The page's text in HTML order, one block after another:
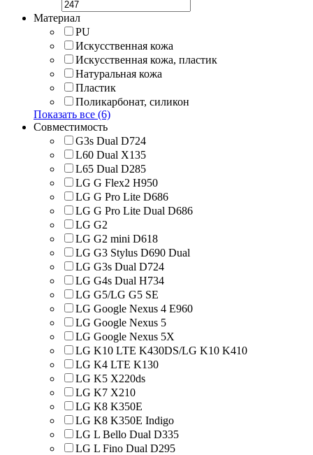
Материал
PU
Искусственная кожа
Искусственная кожа, пластик
Натуральная кожа
Пластик
Поликарбонат, силикон
Показать все (6)
Совместимость
G3s Dual D724
L60 Dual X135
L65 Dual D285
LG G Flex2 H950
LG G Pro Lite D686
LG G Pro Lite Dual D686
LG G2
LG G2 mini D618
LG G3 Stylus D690 Dual
LG G3s Dual D724
LG G4s Dual H734
LG G5/LG G5 SE
LG Google Nexus 4 E960
LG Google Nexus 5
LG Google Nexus 5X
LG K10 LTE K430DS/LG K10 K410
LG K4 LTE K130
LG K5 X220ds
LG K7 X210
LG K8 K350E
LG K8 K350E Indigo
LG L Bello Dual D335
LG L Fino Dual D295